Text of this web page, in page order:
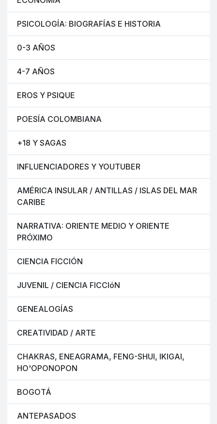
PSICOLOGÍA: BIOGRAFÍAS E HISTORIA
0-3 AÑOS
4-7 AÑOS
EROS Y PSIQUE
POESÍA COLOMBIANA
+18 Y SAGAS
INFLUENCIADORES Y YOUTUBER
AMÉRICA INSULAR / ANTILLAS / ISLAS DEL MAR
CARIBE
NARRATIVA: ORIENTE MEDIO Y ORIENTE
PRÓXIMO
CIENCIA FICCIÓN
JUVENIL / CIENCIA FICCIóN
GENEALOGÍAS
CREATIVIDAD / ARTE
CHAKRAS, ENEAGRAMA, FENG-SHUI, IKIGAI,
HO'OPONOPON
BOGOTÁ
ANTEPASADOS